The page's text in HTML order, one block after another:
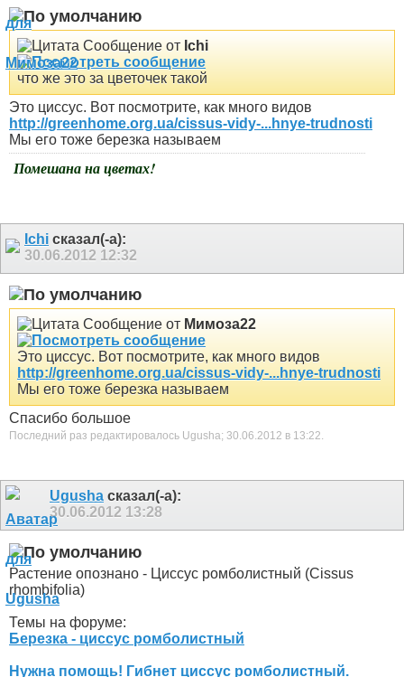
Сообщение от Ichi
что же это за цветочек такой
Это циссус. Вот посмотрите, как много видов
http://greenhome.org.ua/cissus-vidy-...hnye-trudnosti
Мы его тоже березка называем
Помешана на цветах!
Ichi сказал(-а):
30.06.2012 12:32
Сообщение от Мимоза22
Это циссус. Вот посмотрите, как много видов
http://greenhome.org.ua/cissus-vidy-...hnye-trudnosti
Мы его тоже березка называем
Спасибо большое
Последний раз редактировалось Ugusha; 30.06.2012 в 13:22.
Ugusha сказал(-а):
30.06.2012 13:28
Растение опознано - Циссус ромболистный (Cissus
rhombifolia)
Темы на форуме:
Березка - циссус ромболистный
Нужна помощь! Гибнет циссус ромболистный.